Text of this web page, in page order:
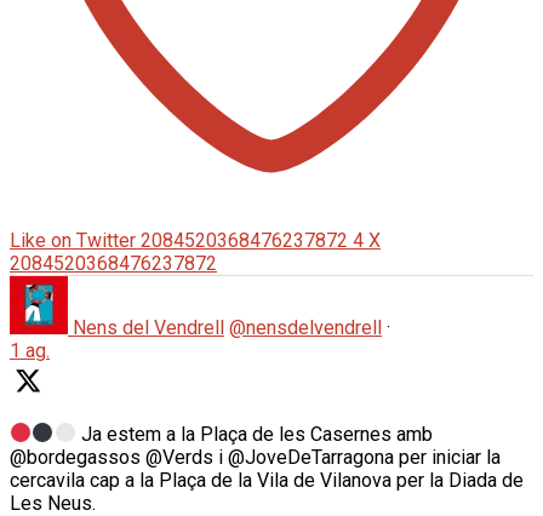
Like on Twitter 2084520368476237872 4 X
2084520368476237872
Nens del Vendrell @nensdelvendrell ·
1 ag.
Ja estem a la Plaça de les Casernes amb
@bordegassos @Verds i @JoveDeTarragona per iniciar la
cercavila cap a la Plaça de la Vila de Vilanova per la Diada de
Les Neus.